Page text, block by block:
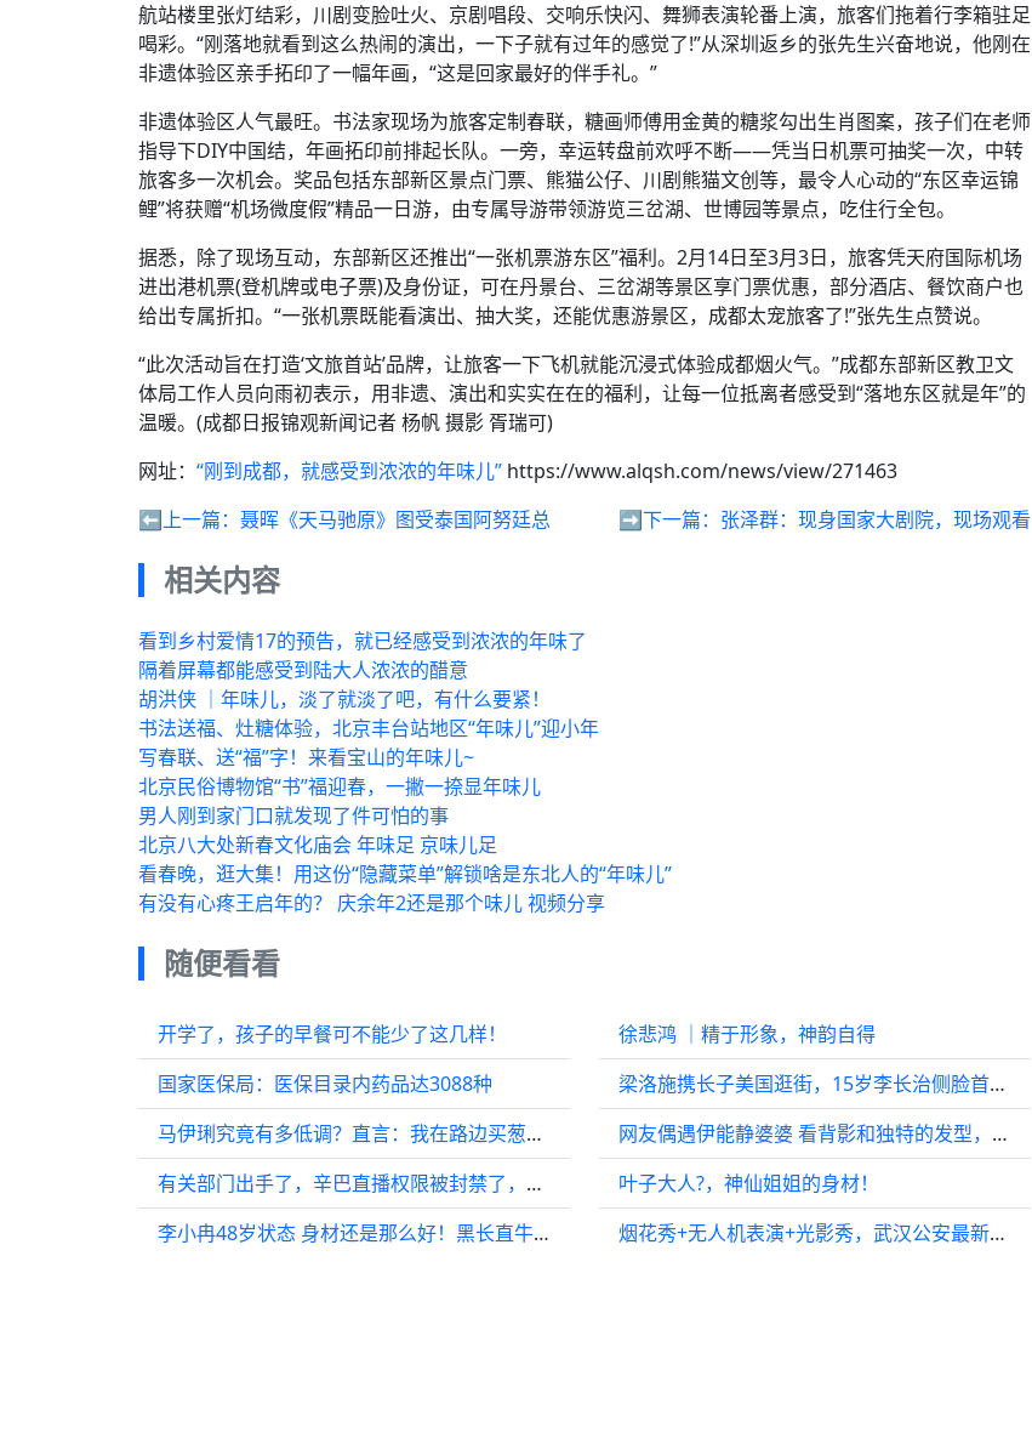
航站楼里张灯结彩，川剧变脸吐火、京剧唱段、交响乐快闪、舞狮表演轮番上演，旅客们拖着行李箱驻足
喝彩。“刚落地就看到这么热闹的演出，一下子就有过年的感觉了!”从深圳返乡的张先生兴奋地说，他刚在
非遗体验区亲手拓印了一幅年画，“这是回家最好的伴手礼。”
非遗体验区人气最旺。书法家现场为旅客定制春联，糖画师傅用金黄的糖浆勾出生肖图案，孩子们在老师
指导下DIY中国结，年画拓印前排起长队。一旁，幸运转盘前欢呼不断——凭当日机票可抽奖一次，中转
旅客多一次机会。奖品包括东部新区景点门票、熊猫公仔、川剧熊猫文创等，最令人心动的“东区幸运锦
鲤”将获赠“机场微度假”精品一日游，由专属导游带领游览三岔湖、世博园等景点，吃住行全包。
据悉，除了现场互动，东部新区还推出“一张机票游东区”福利。2月14日至3月3日，旅客凭天府国际机场
进出港机票(登机牌或电子票)及身份证，可在丹景台、三岔湖等景区享门票优惠，部分酒店、餐饮商户也
给出专属折扣。“一张机票既能看演出、抽大奖，还能优惠游景区，成都太宠旅客了!”张先生点赞说。
“此次活动旨在打造‘文旅首站’品牌，让旅客一下飞机就能沉浸式体验成都烟火气。”成都东部新区教卫文
体局工作人员向雨初表示，用非遗、演出和实实在在的福利，让每一位抵离者感受到“落地东区就是年”的
温暖。(成都日报锦观新闻记者 杨帆 摄影 胥瑞可)
网址： “刚到成都，就感受到浓浓的年味儿” https://www.alqsh.com/news/view/271463
⬅️上一篇： 聂晖《天马驰原》图受泰国阿努廷总 ➡️下一篇： 张泽群：现身国家大剧院，现场观看
相关内容
看到乡村爱情17的预告，就已经感受到浓浓的年味了
隔着屏幕都能感受到陆大人浓浓的醋意
胡洪侠 ｜年味儿，淡了就淡了吧，有什么要紧！
书法送福、灶糖体验，北京丰台站地区“年味儿”迎小年
写春联、送“福”字！来看宝山的年味儿~
北京民俗博物馆“书”福迎春，一撇一捺显年味儿
男人刚到家门口就发现了件可怕的事
北京八大处新春文化庙会 年味足 京味儿足
看春晚，逛大集！用这份“隐藏菜单”解锁啥是东北人的“年味儿”
有没有心疼王启年的？ 庆余年2还是那个味儿 视频分享
随便看看
开学了，孩子的早餐可不能少了这几样！
国家医保局：医保目录内药品达3088种
马伊琍究竟有多低调？直言：我在路边买葱油饼，根本没人认出来！
有关部门出手了，辛巴直播权限被封禁了，小杨哥这场算是躲过去了吗？
李小冉48岁状态 身材还是那么好！黑长直牛仔裤也太青春了吧～李小冉
徐悲鸿 ｜精于形象，神韵自得
梁洛施携长子美国逛街，15岁李长治侧脸首曝光，撞脸王力宏超帅气
网友偶遇伊能静婆婆 看背影和独特的发型，还寻思陈丽华这种富婆也穿凉鞋…
叶子大人?，神仙姐姐的身材！
烟花秀+无人机表演+光影秀，武汉公安最新观看提醒！